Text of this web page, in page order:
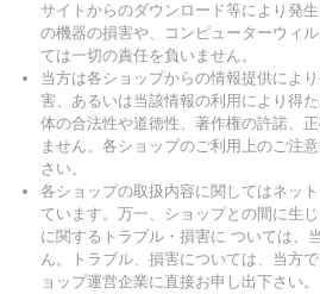
サイトからのダウンロード等により発
の機器の損害や、コンピューターウィ
ては一切の責任を負いません。
当方は各ショップからの情報提供によ
害、あるいは当該情報の利用により得
体の合法性や道徳性、著作権の許諾、
ません。各ショップのご利用上のご注
さい。
各ショップの取扱内容に関してはネッ
ています。万一、ショップとの間に生
に関するトラブル・損害に ついては、
ん。トラブル、損害については、当方
ョップ運営企業に直接お申し出下さい